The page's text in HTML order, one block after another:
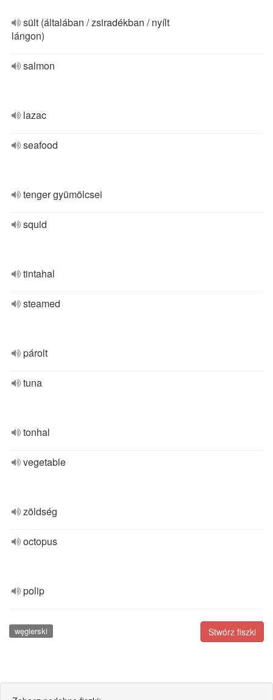
sült (általában / zsiradékban / nyílt
lángon)
salmon
lazac
seafood
tenger gyümölcsei
squid
tintahal
steamed
párolt
tuna
tonhal
vegetable
zöldség
octopus
polip
Stwórz fiszki
węgierski